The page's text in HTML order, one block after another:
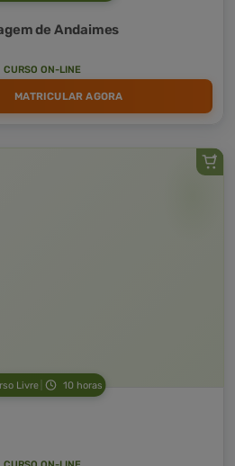
de Andaimes
CURSO ON-LINE
MATRICULAR AGORA
Livre 10 horas